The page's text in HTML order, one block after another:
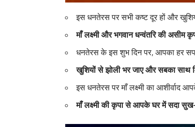
इस धनतेरस पर सभी कष्ट दूर हों और
माँ लक्ष्मी और भगवान धन्वंतरि की असीम
धनतेरस के इस शुभ दिन पर, आपका हर
खुशियों से झोली भर जाए और सबका साथ
इस धनतेरस पर माँ लक्ष्मी का आशीर्वाद
माँ लक्ष्मी की कृपा से आपके घर में सदा सुख-